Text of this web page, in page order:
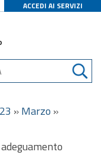
ACCEDI AI SERVIZI
»Marzo »